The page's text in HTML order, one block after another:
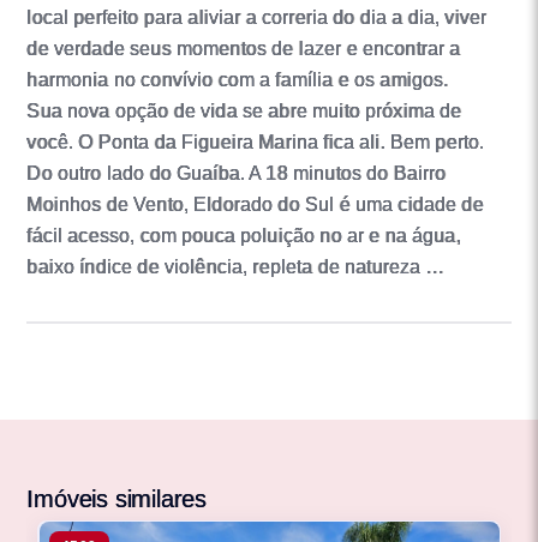
local perfeito para aliviar a correria do dia a dia, viver
de verdade seus momentos de lazer e encontrar a
harmonia no convívio com a família e os amigos.
Sua nova opção de vida se abre muito próxima de
você. O Ponta da Figueira Marina fica ali. Bem perto.
Do outro lado do Guaíba. A 18 minutos do Bairro
Moinhos de Vento, Eldorado do Sul é uma cidade de
fácil acesso, com pouca poluição no ar e na água,
baixo índice de violência, repleta de natureza …
Imóveis similares